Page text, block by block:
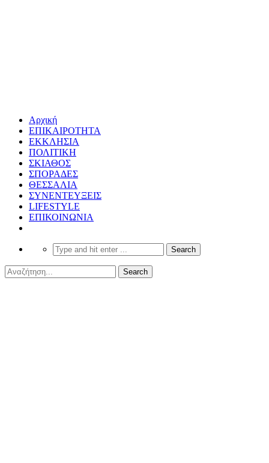
Αρχική
ΕΠΙΚΑΙΡΟΤΗΤΑ
ΕΚΚΛΗΣΙΑ
ΠΟΛΙΤΙΚΗ
ΣΚΙΑΘΟΣ
ΣΠΟΡΑΔΕΣ
ΘΕΣΣΑΛΙΑ
ΣΥΝΕΝΤΕΥΞΕΙΣ
LIFESTYLE
ΕΠΙΚΟΙΝΩΝΙΑ